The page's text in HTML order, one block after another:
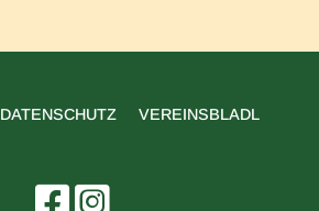
ÜBERSPRINGEN
DATENSCHUTZ
VEREINSBLADL